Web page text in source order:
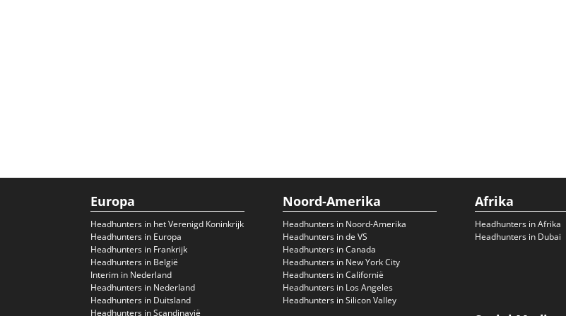
Europa
Headhunters in het Verenigd Koninkrijk
Headhunters in Europa
Headhunters in Frankrijk
Headhunters in België
Interim in Nederland
Headhunters in Nederland
Headhunters in Duitsland
Headhunters in Scandinavië
Noord-Amerika
Headhunters in Noord-Amerika
Headhunters in de VS
Headhunters in Canada
Headhunters in New York City
Headhunters in Californië
Headhunters in Los Angeles
Headhunters in Silicon Valley
Afrika
Headhunters in Afrika
Headhunters in Dubai